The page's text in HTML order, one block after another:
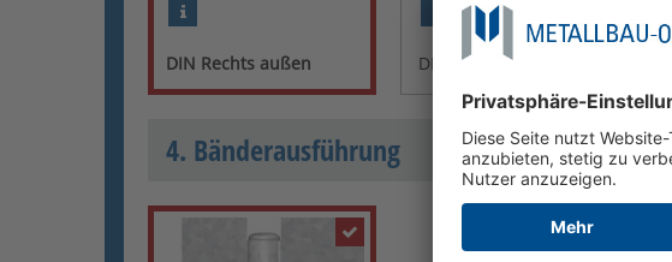
DIN Rechts außen DIN Links außen
4. Bänderausführung